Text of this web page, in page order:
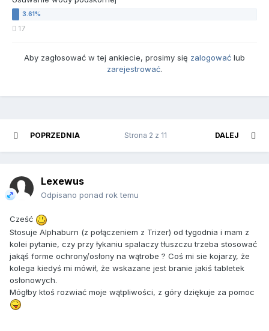
17
Aby zagłosować w tej ankiecie, prosimy się zalogować lub
zarejestrować.
POPRZEDNIA DALEJ
Strona 2 z 11
Lexewus
Odpisano ponad rok temu
Cześć
Stosuje Alphaburn (z połączeniem z Trizer) od tygodnia i mam z
kolei pytanie, czy przy łykaniu spalaczy tłuszczu trzeba stosować
jakąś forme ochrony/osłony na wątrobe ? Coś mi sie kojarzy, że
kolega kiedyś mi mówił, że wskazane jest branie jakiś tabletek
osłonowych.
Mógłby ktoś rozwiać moje wątpliwości, z góry dziękuje za pomoc